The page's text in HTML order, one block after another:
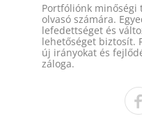
Portfóliónk
olvasó számára.
lefedettséget és
lehetőséget biztosít.
új irányokat és
záloga.